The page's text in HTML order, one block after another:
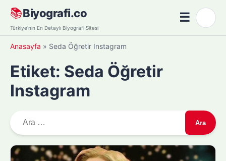
Skip
content
📚Biyografi.co
Türkiye'nin En Detaylı Biyografi Sitesi
☰Menü
Anasayfa » Seda Öğretir Instagram
Etiket: Seda Öğretir
Instagram
r
m